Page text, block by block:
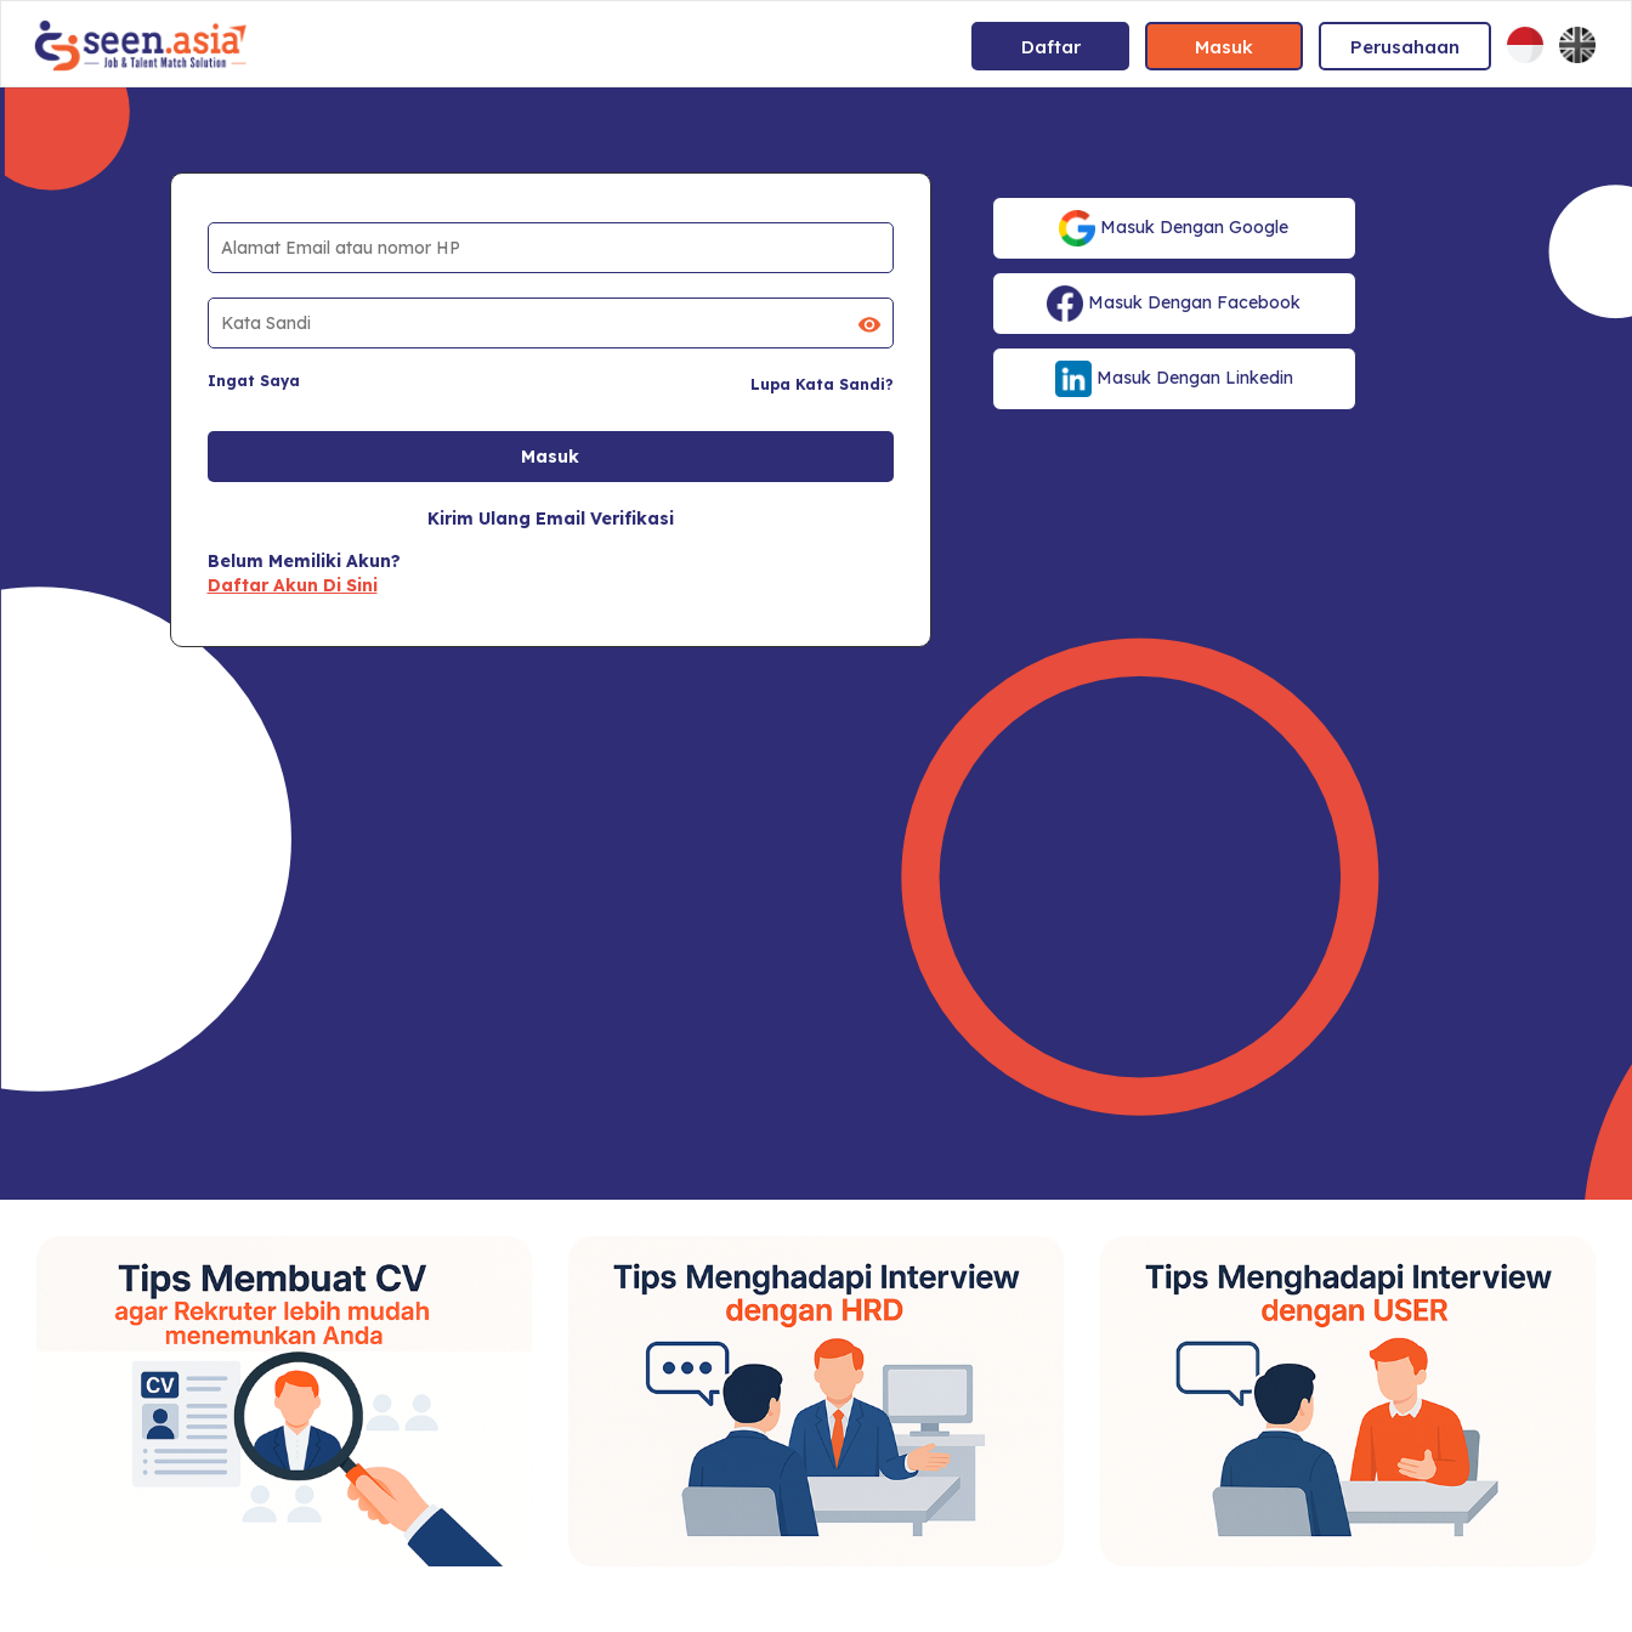
Daftar Masuk Perusahaan
Ingat Saya Lupa Kata Sandi?
Kirim Ulang Email Verifikasi
Belum Memiliki Akun?
Daftar Akun Di Sini
Masuk Dengan Google
Masuk Dengan Facebook
Masuk Dengan Linkedin